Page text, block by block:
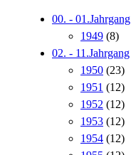
00. - 01.Jahrgang
1949 (8)
02. - 11.Jahrgang
1950 (23)
1951 (12)
1952 (12)
1953 (12)
1954 (12)